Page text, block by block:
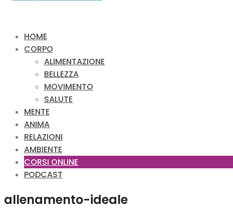
HOME
CORPO
ALIMENTAZIONE
BELLEZZA
MOVIMENTO
SALUTE
MENTE
ANIMA
RELAZIONI
AMBIENTE
CORSI ONLINE
PODCAST
allenamento-ideale